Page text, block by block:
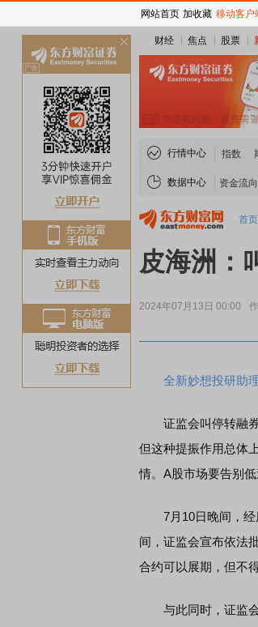
财经 焦点 股票
行情中心 指数
数据中心 资金流向
首页
皮海洲：
2024年07月13日 00:00
全新妙想投研助
证监会叫停转融券
但这种提振作用总体
情。A股市场要告别
7月10日晚间，经
间，证监会宣布依法
合约可以展期，但不
与此同时，证监
网站首页 加收藏 移动客户
关